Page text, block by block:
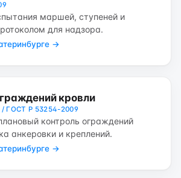
маршей, ступеней и
для надзора.
→
кровли
ГОСТ Р 53254-2009
контроль ограждений
анкеровки и креплений.
→